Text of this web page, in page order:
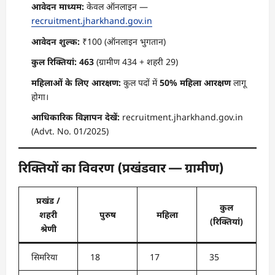
आवेदन माध्यम: केवल ऑनलाइन —
recruitment.jharkhand.gov.in
आवेदन शुल्क: ₹100 (ऑनलाइन भुगतान)
कुल रिक्तियां: 463 (ग्रामीण 434 + शहरी 29)
महिलाओं के लिए आरक्षण: कुल पदों में50% महिला आरक्षणलागू
होगा।
आधिकारिक विज्ञापन देखें: recruitment.jharkhand.gov.in
(Advt. No. 01/2025)
रिक्तियों का विवरण (प्रखंडवार — ग्रामीण)
प्रखंड /
शहरी
श्रेणी
पुरुष महिला
कुल
(रिक्तियां)
सिमरिया 18 17 35